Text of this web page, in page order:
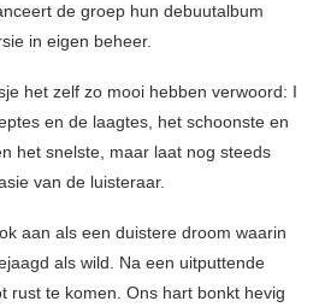
de groep hun debuutalbum
in eigen beheer.
het zelf zo mooi hebben verwoord: I
en de laagtes, het schoonste en
het snelste, maar laat nog steeds
van de luisteraar.
aan als een duistere droom waarin
als wild. Na een uitputtende
rust te komen. Ons hart bonkt hevig